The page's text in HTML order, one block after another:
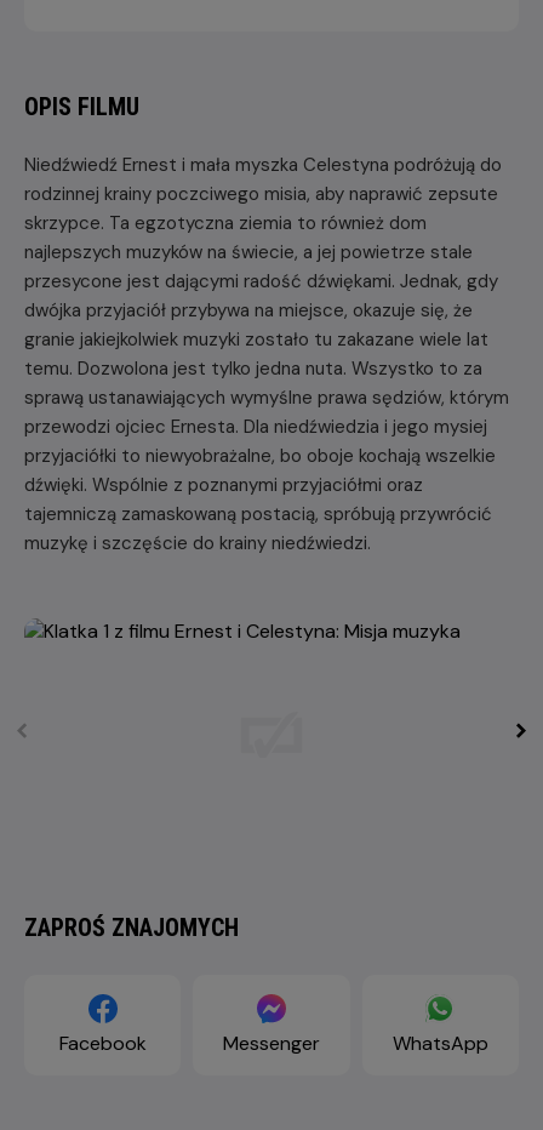
OPIS FILMU
Niedźwiedź Ernest i mała myszka Celestyna podróżują do
rodzinnej krainy poczciwego misia, aby naprawić zepsute
skrzypce. Ta egzotyczna ziemia to również dom
najlepszych muzyków na świecie, a jej powietrze stale
przesycone jest dającymi radość dźwiękami. Jednak, gdy
dwójka przyjaciół przybywa na miejsce, okazuje się, że
granie jakiejkolwiek muzyki zostało tu zakazane wiele lat
temu. Dozwolona jest tylko jedna nuta. Wszystko to za
sprawą ustanawiających wymyślne prawa sędziów, którym
przewodzi ojciec Ernesta. Dla niedźwiedzia i jego mysiej
przyjaciółki to niewyobrażalne, bo oboje kochają wszelkie
dźwięki. Wspólnie z poznanymi przyjaciółmi oraz
tajemniczą zamaskowaną postacią, spróbują przywrócić
muzykę i szczęście do krainy niedźwiedzi.
ZAPROŚ ZNAJOMYCH
Facebook Messenger WhatsApp